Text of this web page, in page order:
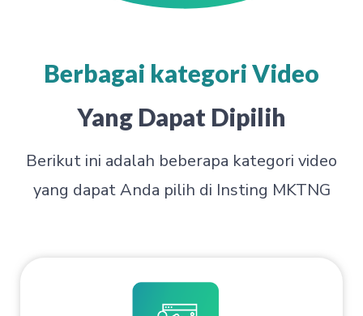
Berbagai kategori Video
Yang Dapat Dipilih
Berikut ini adalah beberapa kategori video
yang dapat Anda pilih di Insting MKTNG